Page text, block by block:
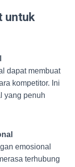
untuk
dapat membuat
kompetitor. Ini
yang penuh
emosional
terhubung